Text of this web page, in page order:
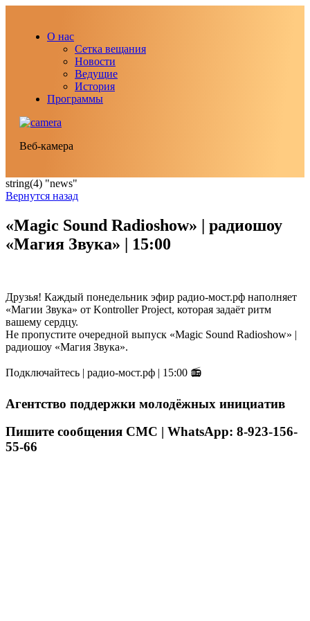
О нас
Сетка вещания
Новости
Ведущие
История
Программы
Веб-камера
string(4) "news"
Вернутся назад
«Magic Sound Radioshow» | радиошоу
«Магия Звука» | 15:00
Друзья! Каждый понедельник эфир радио-мост.рф наполняет
«Магии Звука» от Kontroller Project, которая задаёт ритм
вашему сердцу.
Не пропустите очередной выпуск «Magic Sound Radioshow» |
радиошоу «Магия Звука».
Подключайтесь | радио-мост.рф | 15:00 📻
Агентство поддержки молодёжных инициатив
Пишите сообщения СМС | WhatsApp: 8-923-156-
55-66